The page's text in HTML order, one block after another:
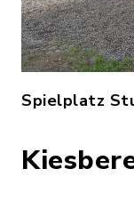
Spielplatz